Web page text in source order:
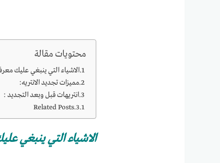
محتويات مقالة
الاشياء التي ينبغي عليك
مميزات تجديد الانتريه:
انتريهات قبل وبعد التجديد :
Related Posts
الاشياء التي ينبغي